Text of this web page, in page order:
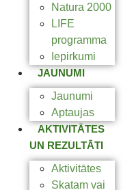
Natura 2000
LIFE
programma
Iepirkumi
JAUNUMI
Jaunumi
Aptaujas
AKTIVITĀTES
UN REZULTĀTI
Aktivitātes
Skatam vai